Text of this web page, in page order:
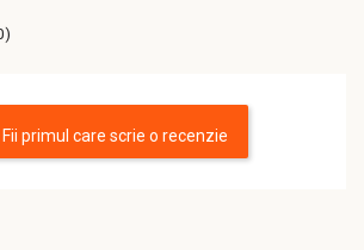
Fii primul care scrie o recenzie